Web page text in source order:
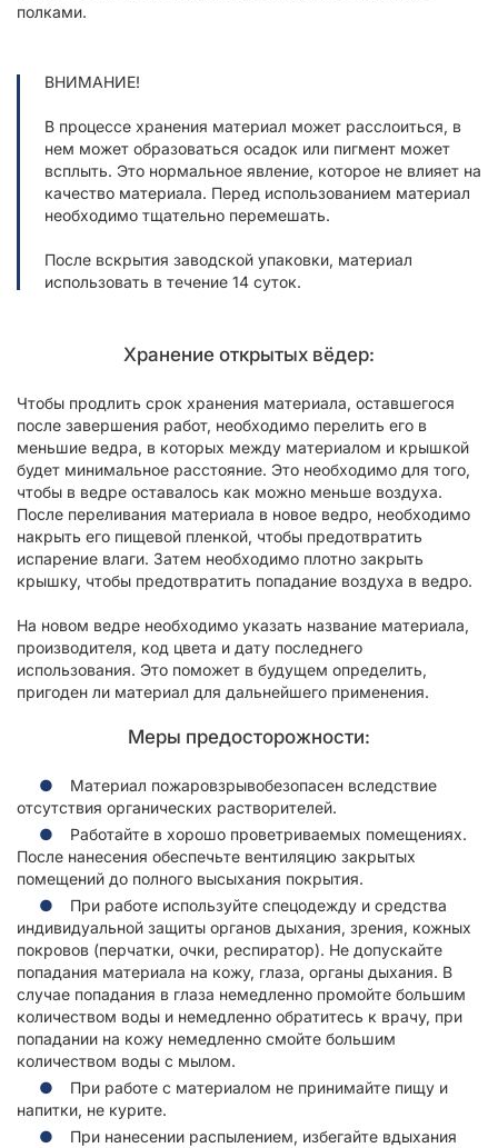
полками.
ВНИМАНИЕ!
В процессе хранения материал может расслоиться, в
нем может образоваться осадок или пигмент может
всплыть. Это нормальное явление, которое не влияет на
качество материала. Перед использованием материал
необходимо тщательно перемешать.
После вскрытия заводской упаковки, материал
использовать в течение 14 суток.
Хранение открытых вёдер:
Чтобы продлить срок хранения материала, оставшегося
после завершения работ, необходимо перелить его в
меньшие ведра, в которых между материалом и крышкой
будет минимальное расстояние. Это необходимо для того,
чтобы в ведре оставалось как можно меньше воздуха.
После переливания материала в новое ведро, необходимо
накрыть его пищевой пленкой, чтобы предотвратить
испарение влаги. Затем необходимо плотно закрыть
крышку, чтобы предотвратить попадание воздуха в ведро.
На новом ведре необходимо указать название материала,
производителя, код цвета и дату последнего
использования. Это поможет в будущем определить,
пригоден ли материал для дальнейшего применения.
Меры предосторожности:
Материал пожаровзрывобезопасен вследствие
отсутствия органических растворителей.
Работайте в хорошо проветриваемых помещениях.
После нанесения обеспечьте вентиляцию закрытых
помещений до полного высыхания покрытия.
При работе используйте спецодежду и средства
индивидуальной защиты органов дыхания, зрения, кожных
покровов (перчатки, очки, респиратор). Не допускайте
попадания материала на кожу, глаза, органы дыхания. В
случае попадания в глаза немедленно промойте большим
количеством воды и немедленно обратитесь к врачу, при
попадании на кожу немедленно смойте большим
количеством воды с мылом.
При работе с материалом не принимайте пищу и
напитки, не курите.
При нанесении распылением, избегайте вдыхания